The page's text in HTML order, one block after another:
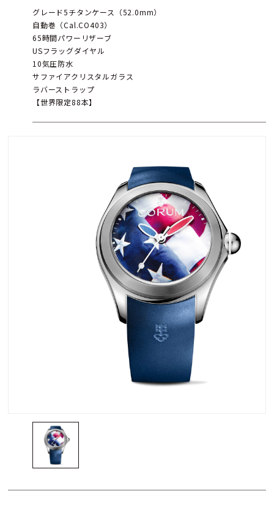
グレード5チタンケース（52.0mm）
自動巻（Cal.CO403）
65時間パワーリザーブ
USフラッグダイヤル
10気圧防水
サファイアクリスタルガラス
ラバーストラップ
【世界限定88本】